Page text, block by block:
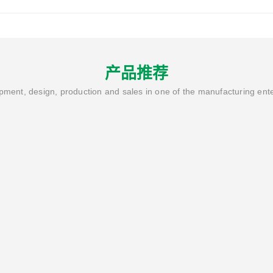
产品推荐
design, production and sales in one of the manufacturing